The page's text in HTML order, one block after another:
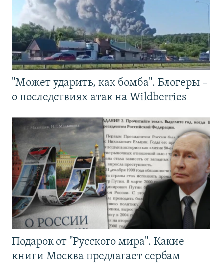
"Может ударить, как бомба". Блогеры –
о последствиях атак на Wildberries
Подарок от "Русского мира". Какие
книги Москва предлагает сербам